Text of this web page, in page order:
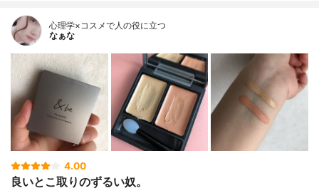
心理学×コスメで人の役に立つ
なぁな
4.00
良いとこ取りのずるい奴。